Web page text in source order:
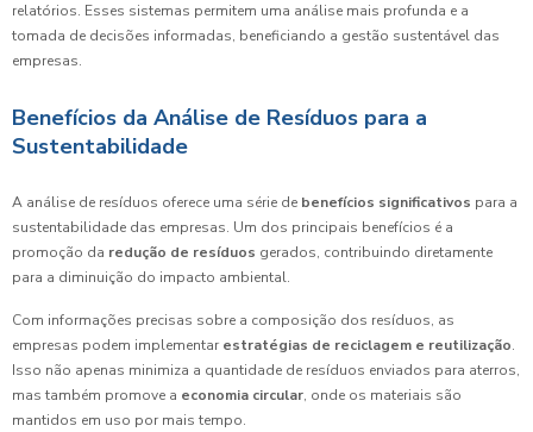
relatórios. Esses sistemas permitem uma análise mais profunda e a
tomada de decisões informadas, beneficiando a gestão sustentável das
empresas.
Benefícios da Análise de Resíduos para a
Sustentabilidade
A análise de resíduos oferece uma série de benefícios significativos para a
sustentabilidade das empresas. Um dos principais benefícios é a
promoção da redução de resíduos gerados, contribuindo diretamente
para a diminuição do impacto ambiental.
Com informações precisas sobre a composição dos resíduos, as
empresas podem implementar estratégias de reciclagem e reutilização.
Isso não apenas minimiza a quantidade de resíduos enviados para aterros,
mas também promove a economia circular, onde os materiais são
mantidos em uso por mais tempo.